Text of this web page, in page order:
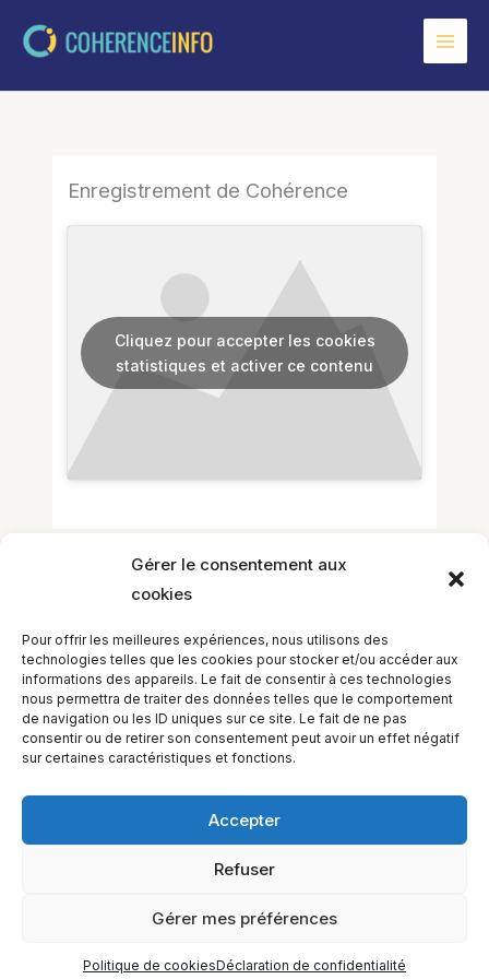
Gérer le consentement aux
cookies
Pour offrir les meilleures expériences, nous utilisons des
technologies telles que les cookies pour stocker et/ou accéder aux
informations des appareils. Le fait de consentir à ces technologies
nous permettra de traiter des données telles que le comportement
de navigation ou les ID uniques sur ce site. Le fait de ne pas
consentir ou de retirer son consentement peut avoir un effet négatif
sur certaines caractéristiques et fonctions.
Accepter
Refuser
Gérer mes préférences
Politique de cookiesDéclaration de confidentialité
Enregistrement de Cohérence
Cliquez pour accepter les cookies
statistiques et activer ce contenu
Laisser un commentaire
un commentaire.
H1Y 2J9 Canada